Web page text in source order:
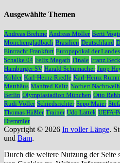
Ausgewählte Themen
Andreas Brehme Andreas Möller Berti
Mönchengladbach Brasilien Deutschland
Eintracht Frankfurt Europapokal der
Schalke 04 Felix Magath Finale Franz
Hamburger SV Harald Schumacher Jupp
Kohler Karl-Heinz Riedle Karl-Heinz
Matthäus Manfred Kaltz Norbert Nachtweih
Berlin Olympiastadion München Otto
Rudi Völler Schiedsrichter Sepp Maier
Thomas Häßler Trainer Udo Lattek UEFA-
Dremmler
Copyright © 2026 In voller Länge.
und Bam.
Durch die weitere Nutzung der Seite